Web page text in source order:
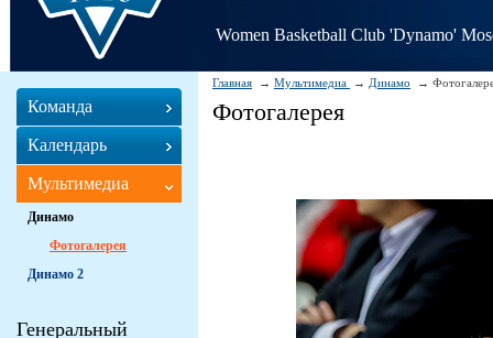
Women Basketball Club 'Dynamo'
Главная Мультимедиа Динамо
Фотогалерея
Команда
Календарь
Мультимедиа
Динамо
Фотогалерея
Динамо 2
Генеральный